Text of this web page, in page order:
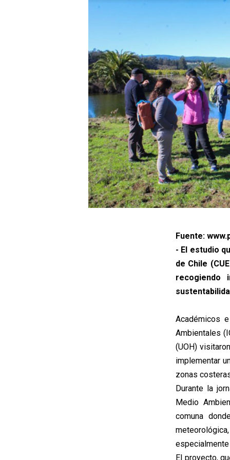
Fuente:
- El estudio
de Chile
recogiendo
Académicos
Ambientales
(UOH)
implementar
zonas
Durante la
Medio
comuna
El proyecto,